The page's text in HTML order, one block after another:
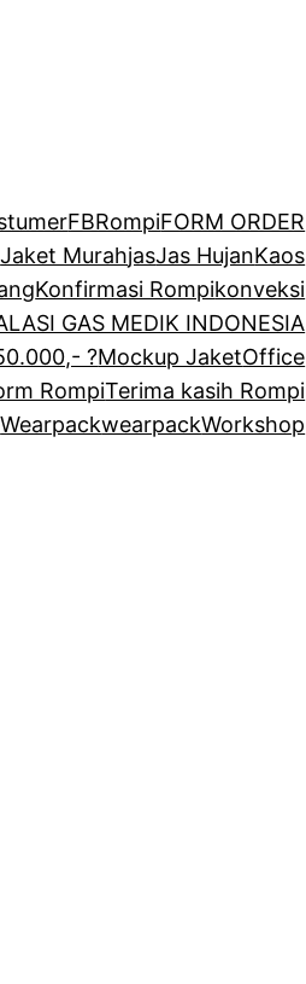
FBRompiFORM ORDER
Jaket MurahjasJas HujanKaos
Konfirmasi Rompikonveksi
GAS MEDIK INDONESIA
?Mockup JaketOffice
RompiTerima kasih Rompi
WearpackwearpackWorkshop